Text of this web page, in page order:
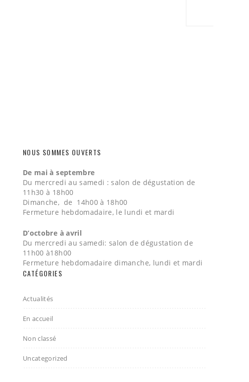
NOUS SOMMES OUVERTS
De mai à septembre
Du mercredi au samedi : salon de dégustation de
11h30 à 18h00
Dimanche, de 14h00 à 18h00
Fermeture hebdomadaire, le lundi et mardi
D’octobre à avril
Du mercredi au samedi: salon de dégustation de
11h00 à18h00
Fermeture hebdomadaire dimanche, lundi et mardi
CATÉGORIES
Actualités
En accueil
Non classé
Uncategorized